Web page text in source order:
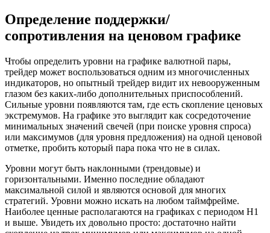
Определение поддержки/
сопротивления на ценовом графике
Чтобы определить уровни на графике валютной пары,
трейдер может воспользоваться одним из многочисленных
индикаторов, но опытный трейдер видит их невооруженным
глазом без каких-либо дополнительных приспособлений.
Сильные уровни появляются там, где есть скопление ценовых
экстремумов. На графике это выглядит как сосредоточение
минимальных значений свечей (при поиске уровня спроса)
или максимумов (для уровня предложения) на одной ценовой
отметке, пробить который пара пока что не в силах.
Уровни могут быть наклонными (трендовые) и
горизонтальными. Именно последние обладают
максимальной силой и являются основой для многих
стратегий. Уровни можно искать на любом таймфрейме.
Наиболее ценные располагаются на графиках с периодом Н1
и выше. Увидеть их довольно просто: достаточно найти